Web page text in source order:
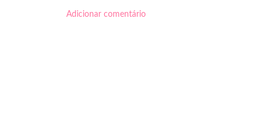
Adicionar comentário